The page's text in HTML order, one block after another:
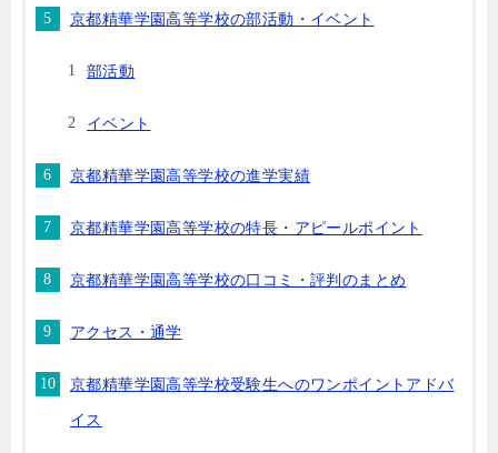
京都精華学園高等学校の部活動・イベント
部活動
イベント
京都精華学園高等学校の進学実績
京都精華学園高等学校の特長・アピールポイント
京都精華学園高等学校の口コミ・評判のまとめ
アクセス・通学
京都精華学園高等学校受験生へのワンポイントアドバ
イス